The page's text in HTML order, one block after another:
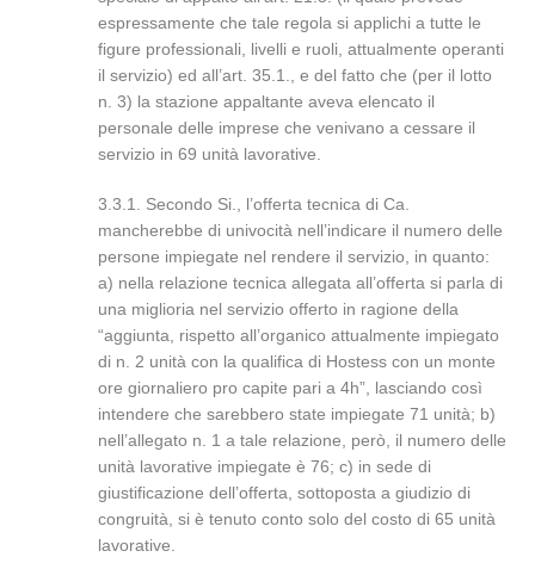
espressamente che tale regola si applichi a tutte le
figure professionali, livelli e ruoli, attualmente operanti
il servizio) ed all’art. 35.1., e del fatto che (per il lotto
n. 3) la stazione appaltante aveva elencato il
personale delle imprese che venivano a cessare il
servizio in 69 unità lavorative.
3.3.1. Secondo Si., l’offerta tecnica di Ca.
mancherebbe di univocità nell’indicare il numero delle
persone impiegate nel rendere il servizio, in quanto:
a) nella relazione tecnica allegata all’offerta si parla di
una miglioria nel servizio offerto in ragione della
“aggiunta, rispetto all’organico attualmente impiegato
di n. 2 unità con la qualifica di Hostess con un monte
ore giornaliero pro capite pari a 4h”, lasciando così
intendere che sarebbero state impiegate 71 unità; b)
nell’allegato n. 1 a tale relazione, però, il numero delle
unità lavorative impiegate è 76; c) in sede di
giustificazione dell’offerta, sottoposta a giudizio di
congruità, si è tenuto conto solo del costo di 65 unità
lavorative.